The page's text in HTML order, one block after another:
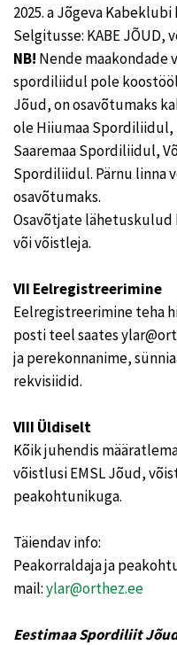
2025. a Jõgeva Kabeklubi
Selgitusse: KABE JÕUD,
NB! Nende maakondade
spordiliidul pole
Jõud, on osavõtumaks
ole Hiiumaa Spordiliidul,
Saaremaa Spordiliidul,
Spordiliidul. Pärnu linna
osavõtumaks.
Osavõtjate lähetuskulud
või võistleja.
VII Eelregistreerimine
Eelregistreerimine teha
posti teel saates
ja perekonnanime,
rekvisiidid.
VIII Üldiselt
Kõik juhendis
võistlusi EMSL Jõud,
peakohtunikuga.
Täiendav info:
Peakorraldaja ja
mail:ylar@orthez.ee
Eestimaa Spordiliit